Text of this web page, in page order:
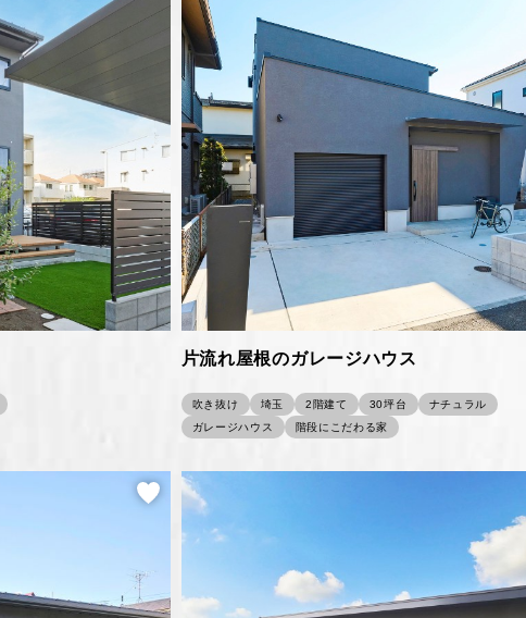
片流れ屋根のガレージハウス
吹き抜け 埼玉 2階建て 30坪台
ナチュラル
ガレージハウス
階段にこだわる家